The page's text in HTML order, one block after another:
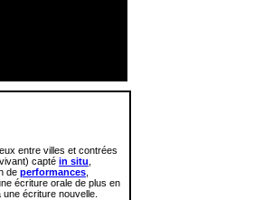
entre villes et contrées
capté in situ
de performances
écriture orale de plus en
écriture nouvelle.